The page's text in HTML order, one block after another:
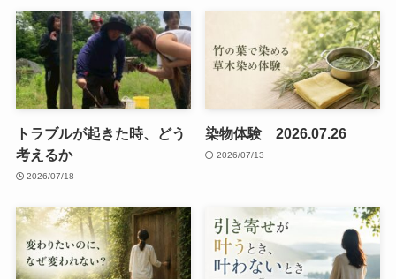
トラブルが起きた時、どう
考えるか
2026/07/18
染物体験 2026.07.26
2026/07/13